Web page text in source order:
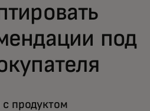
под
продуктом